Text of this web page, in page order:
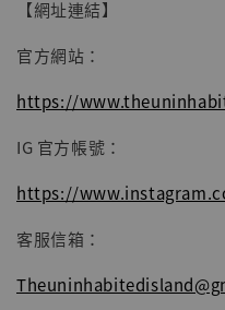
【網址連結】
官方網站：
https://
IG 官方帳號：
https://
客服信箱：